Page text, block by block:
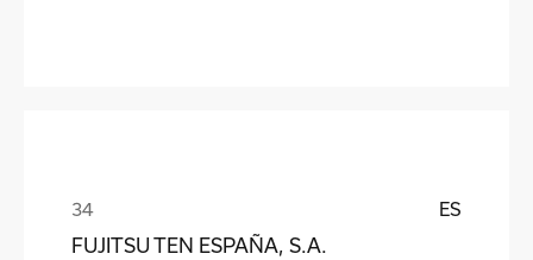
ES
FUJITSU TEN ESPAÑA, S.A.